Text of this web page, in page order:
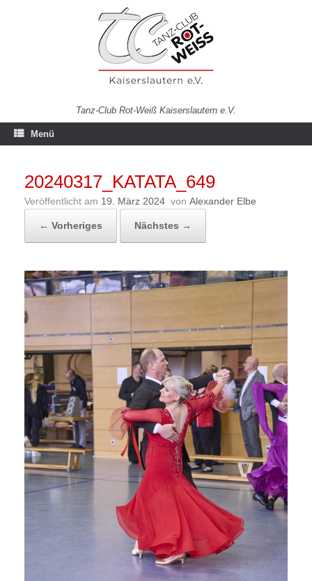
Tanz-Club Rot-Weiß Kaiserslautern e.V.
Menü
20240317_KATATA_649
Veröffentlicht am 19. März 2024 von Alexander Elbe
← Vorheriges Nächstes →